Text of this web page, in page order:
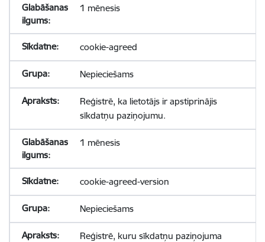
1 mēnesis
cookie-agreed
Nepieciešams
Reģistrē, ka lietotājs ir apstiprinājis
sīkdatņu paziņojumu.
1 mēnesis
cookie-agreed-version
Nepieciešams
Reģistrē, kuru sīkdatņu paziņojuma